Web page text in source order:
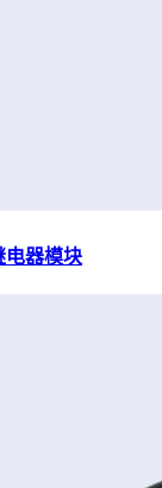
电器模块